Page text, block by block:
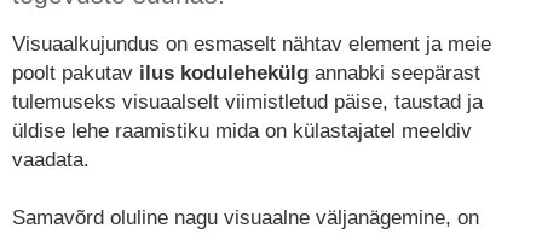
Visuaalkujundus on esmaselt nähtav element ja meie
poolt pakutav ilus kodulehekülg annabki seepärast
tulemuseks visuaalselt viimistletud päise, taustad ja
üldise lehe raamistiku mida on külastajatel meeldiv
vaadata.
Samavõrd oluline nagu visuaalne väljanägemine, on